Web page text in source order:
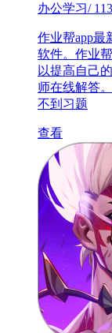
办公学习/
作业帮app最
软件。作业
以提高自己
师在线解答
不到习题
查看